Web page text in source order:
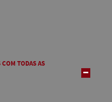
TODAS AS